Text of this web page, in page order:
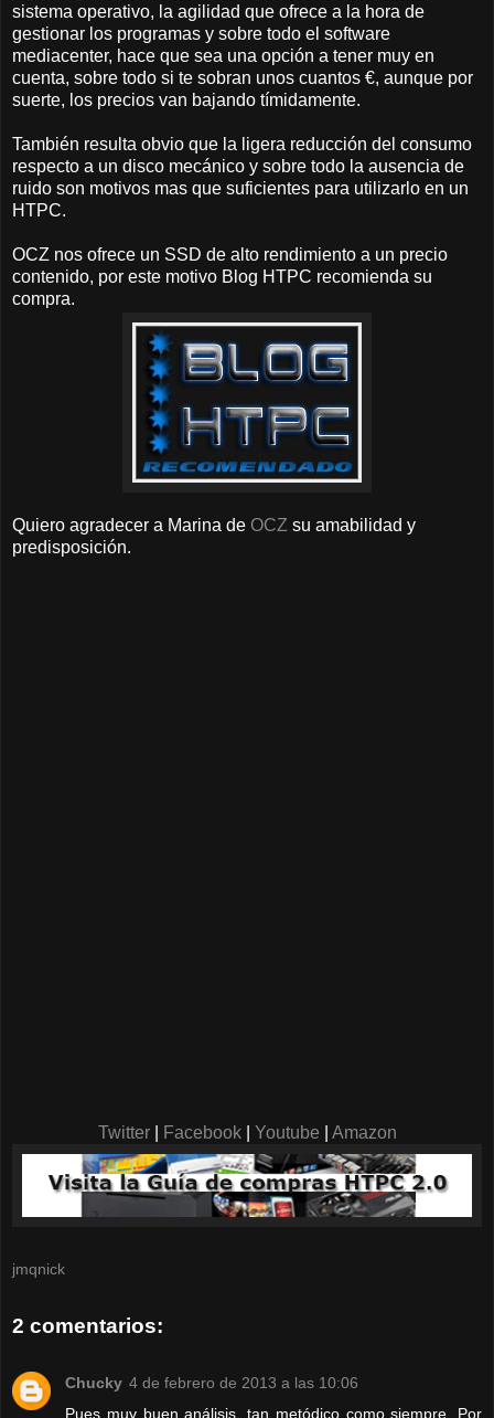
sistema operativo, la agilidad que ofrece a la hora de
gestionar los programas y sobre todo el software
mediacenter, hace que sea una opción a tener muy en
cuenta, sobre todo si te sobran unos cuantos €, aunque por
suerte, los precios van bajando tímidamente.
También resulta obvio que la ligera reducción del consumo
respecto a un disco mecánico y sobre todo la ausencia de
ruido son motivos mas que suficientes para utilizarlo en un
HTPC.
OCZ nos ofrece un SSD de alto rendimiento a un precio
contenido, por este motivo Blog HTPC recomienda su
compra.
Quiero agradecer a Marina de OCZ su amabilidad y
predisposición.
Twitter| Facebook Youtube Amazon
jmqnick
2 comentarios:
Chucky 4 de febrero de 2013 a las 10:06
Pues muy buen análisis, tan metódico como siempre. Por